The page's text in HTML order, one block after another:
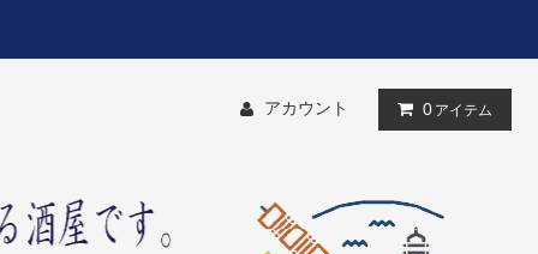
アカウント 0 アイテム